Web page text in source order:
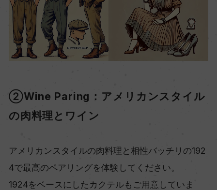
②Wine Paring：アメリカンスタイル
の肉料理とワイン
アメリカンスタイルの肉料理と相性バッチリの192
4で最高のペアリングを体験してください。
1924をベースにしたカクテルもご用意していま